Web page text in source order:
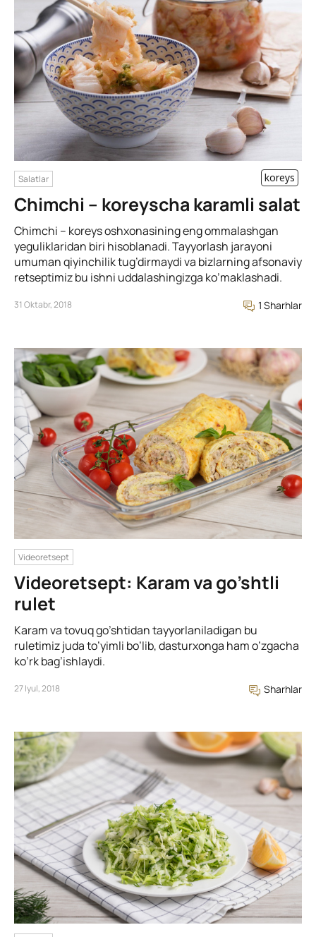
Salatlar koreys
Chimchi – koreyscha karamli salat
Chimchi – koreys oshxonasining eng ommalashgan
yeguliklaridan biri hisoblanadi. Tayyorlash jarayoni
umuman qiyinchilik tug’dirmaydi va bizlarning afsonaviy
retseptimiz bu ishni uddalashingizga ko’maklashadi.
31 Oktabr, 2018 1 Sharhlar
Videoretsept
Videoretsept: Karam va go’shtli
rulet
Karam va tovuq go’shtidan tayyorlaniladigan bu
ruletimiz juda to’yimli bo’lib, dasturxonga ham o’zgacha
ko’rk bag’ishlaydi.
27 Iyul, 2018 Sharhlar